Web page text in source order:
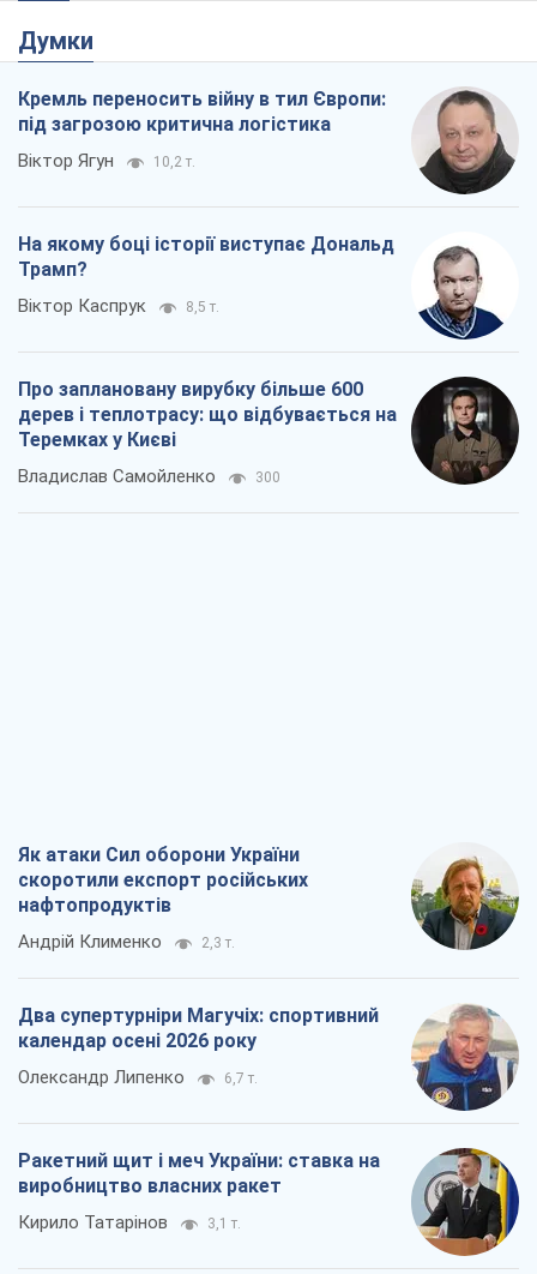
Думки
Кремль переносить війну в тил Європи:
під загрозою критична логістика
Віктор Ягун 10,2 т.
На якому боці історії виступає Дональд
Трамп?
Віктор Каспрук 8,5 т.
Про заплановану вирубку більше 600
дерев і теплотрасу: що відбувається на
Теремках у Києві
Владислав Самойленко 300
Як атаки Сил оборони України
скоротили експорт російських
нафтопродуктів
Андрій Клименко 2,3 т.
Два супертурніри Магучіх: спортивний
календар осені 2026 року
Олександр Липенко 6,7 т.
Ракетний щит і меч України: ставка на
виробництво власних ракет
Кирило Татарінов 3,1 т.